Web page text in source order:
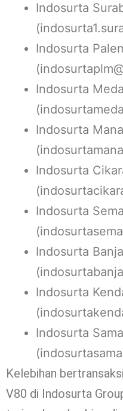
Indosurta
Indosurta
Indosurta
Indosurta
Indosurta
Indosurta
Indosurta
Indosurta
Indosurta
Kelebihan
V80 di Indosurta